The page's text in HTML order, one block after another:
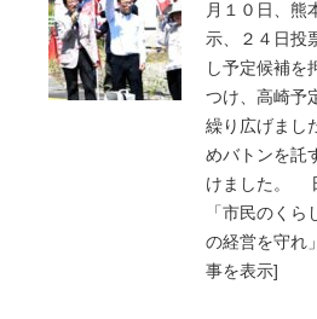
月１０日、熊
示、２４日投
し予定候補を
つけ、高崎予
繰り広げまし
めバトンを託
けました。
「市民のく
の経営を守れ
事を表示]